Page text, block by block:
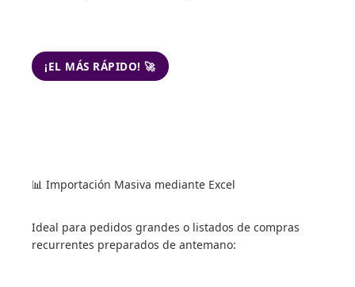
¡EL MÁS RÁPIDO! 🚀
📊 Importación Masiva mediante Excel
Ideal para pedidos grandes o listados de compras
recurrentes preparados de antemano: